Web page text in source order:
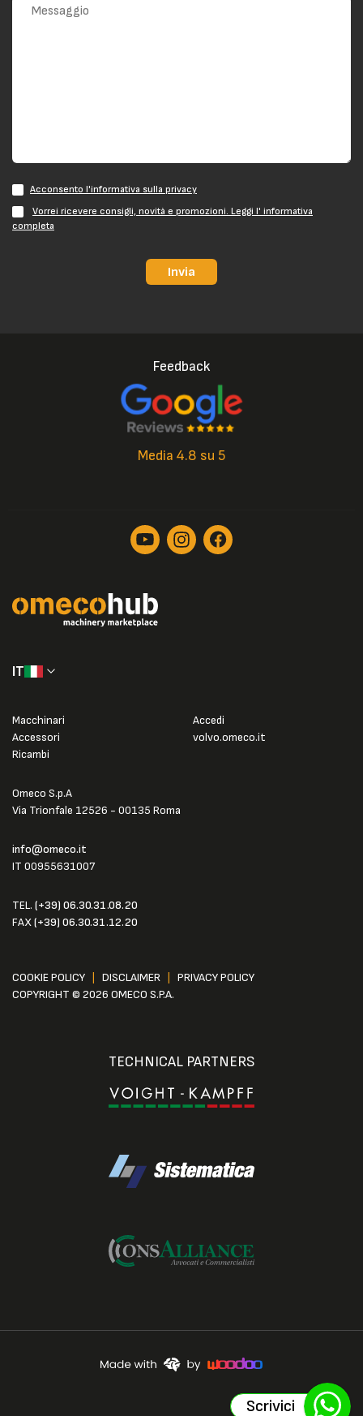
Acconsento l'informativa sulla privacy
Vorrei ricevere consigli, novità e promozioni. Leggi l' informativa
completa
Invia
Feedback
Media 4.8 su 5
IT
Omeco S.p.A
Via Trionfale 12526 - 00135 Roma
info@omeco.it
IT 00955631007
TEL. (+39) 06.30.31.08.20
FAX(+39) 06.30.31.12.20
Macchinari
Accessori
Ricambi
Accedi
volvo.omeco.it
COOKIE POLICY DISCLAIMER
PRIVACY POLICY
COPYRIGHT © 2026 OMECO S.P.A.
TECHNICAL PARTNERS
Scrivici